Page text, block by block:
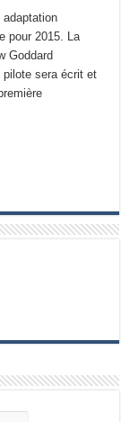
adaptation
pour 2015. La
Goddard
pilote sera écrit et